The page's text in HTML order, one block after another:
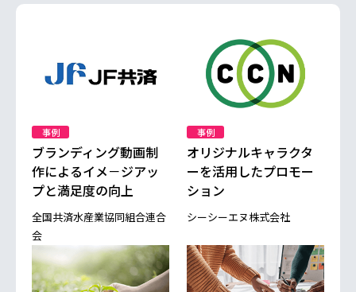
事例
ブランディング動画制
作によるイメ－ジアッ
プと満足度の向上
全国共済水産業協同組合連合
会
事例
オリジナルキャラクタ
ーを活用したプロモー
ション
シーシーエヌ株式会社